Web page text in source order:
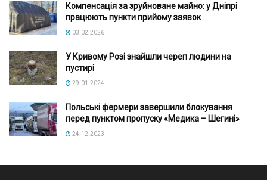
Компенсація за зруйноване майно: у Дніпрі
працюють пункти прийому заявок
03.02.2026
У Кривому Розі знайшли череп людини на
пустирі
29.01.2024
Польські фермери завершили блокування
перед пунктом пропуску «Медика – Шегині»
24.12.2023